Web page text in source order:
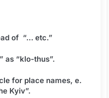
of “… etc.”
as “klo-thus”.
for place names, e.
Kyiv”.